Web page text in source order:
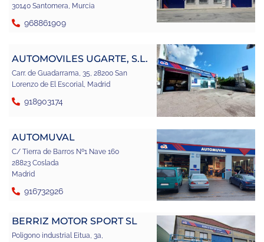
30140 Santomera, Murcia
968861909
AUTOMOVILES UGARTE, S.L.
Carr. de Guadarrama, 35, 28200 San
Lorenzo de El Escorial, Madrid
918903174
AUTOMUVAL
C/ Tierra de Barros Nº1 Nave 160
28823 Coslada
Madrid
916732926
BERRIZ MOTOR SPORT SL
Poligono industrial Eitua, 3a,